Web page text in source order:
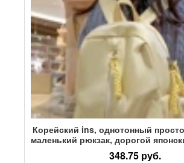
Корейский ins, однотонный
маленький рюкзак, дорогой
мягкая девочка, маленький рюкзак
348.75 руб.